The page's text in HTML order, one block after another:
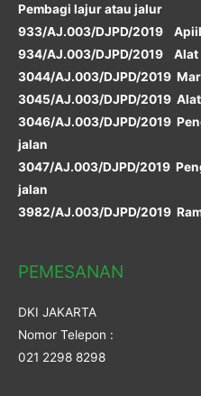
Pembagi lajur atau jalur
933/AJ.003/DJPD/2019
934/AJ.003/DJPD/2019 Alat
3044/AJ.003/DJPD/2019
3045/AJ.003/DJPD/2019
3046/AJ.003/DJPD/2019
jalan
3047/AJ.003/DJPD/2019
jalan
3982/AJ.003/DJPD/2019
PEMESANAN
DKI JAKARTA
Nomor Telepon :
021 2298 8298